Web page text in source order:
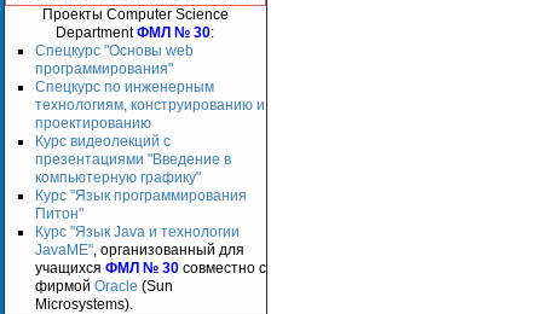
Проекты Computer Science
DepartmentФМЛ № 30:
Спецкурс "Основы web
программирования"
Спецкурс по инженерным
технологиям, конструированию и
проектированию
Курс видеолекций с
презентациями "Введение в
компьютерную графику"
Курс "Язык программирования
Питон"
Курс "Язык Java и технологии
JavaME", организованный для
учащихся ФМЛ № 30 совместно с
фирмой Oracle (Sun
Microsystems).